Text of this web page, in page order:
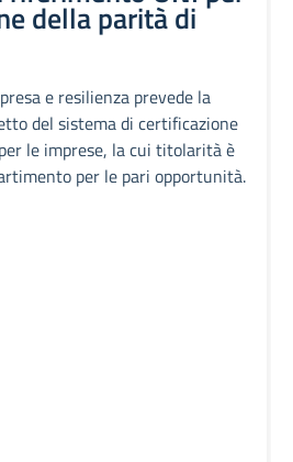
della parità di
e resilienza prevede la
del sistema di certificazione
le imprese, la cui titolarità è
per le pari opportunità.